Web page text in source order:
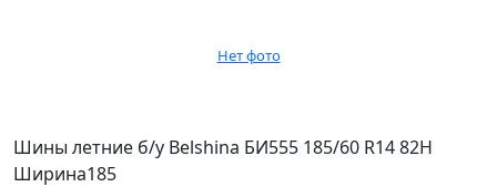
Нет фото
Шины летние б/у Belshina БИ555 185/60 R14 82H
Ширина185